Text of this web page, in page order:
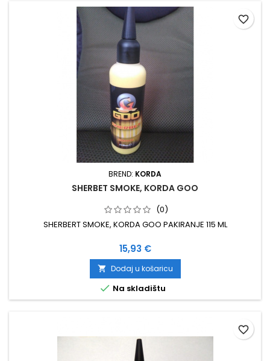
BREND: KORDA
SHERBET SMOKE, KORDA GOO
(0)
SHERBERT SMOKE, KORDA GOO PAKIRANJE 115 ML
Cijena
15,93 €
 Dodaj u košaricu
 Na skladištu
favorite_border
favorite_border